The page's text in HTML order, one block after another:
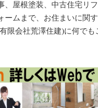
、屋根塗装、中古住宅リ
ームまで、お住まいに関
限会社荒澤住建)に何でも